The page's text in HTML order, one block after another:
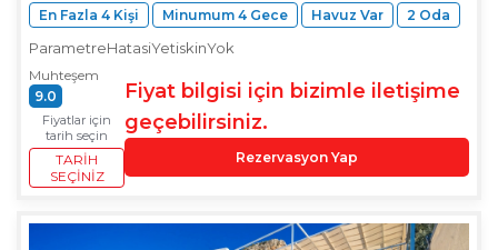
En Fazla 4 Kişi Minumum 4 Gece Havuz Var 2 Oda
ParametreHatasiYetiskinYok
Muhteşem
9.0
Fiyatlar için
tarih seçin
TARIH
SEÇINIZ
Fiyat bilgisi için bizimle iletişime
geçebilirsiniz.
Rezervasyon Yap